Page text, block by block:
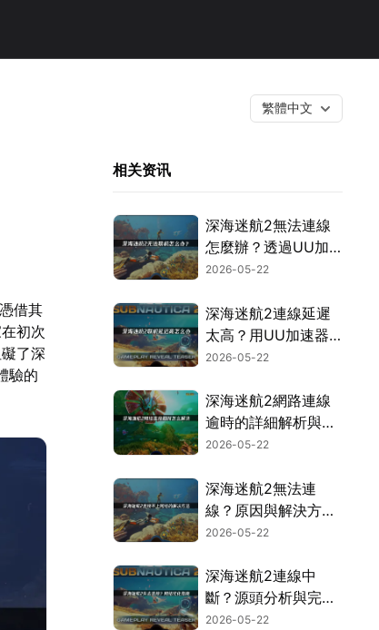
繁體中文
借其
初次
了深
驗的
相关资讯
深海迷航2無法連線
怎麼辦？透過UU加
速器就能在異星水域
2026-05-22
深海迷航2連線延遲
太高？用UU加速器
讓你順暢遊玩！
2026-05-22
深海迷航2網路連線
逾時的詳細解析與加
速優化方案！
2026-05-22
深海迷航2無法連
線？原因與解決方法
一次看！
2026-05-22
深海迷航2連線中
斷？源頭分析與完整
解決方案大公開！
2026-05-22